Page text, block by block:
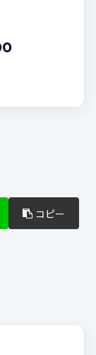
コピー